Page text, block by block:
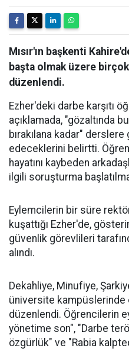
Mısır'ın başkenti
başta olmak üzere
düzenlendi.
Ezher'deki darbe karşıtı
açıklamada, "gözaltında
bırakılana kadar"
edeceklerini belirtti.
hayatını kaybeden
ilgili soruşturma
Eylemcilerin bir süre
kuşattığı Ezher'de,
güvenlik görevlileri
alındı.
Dekahliye, Minufiye,
üniversite kampüslerinde
düzenlendi. Öğrencilerin
yönetime son", "Darbe
özgürlük" ve "Rabia